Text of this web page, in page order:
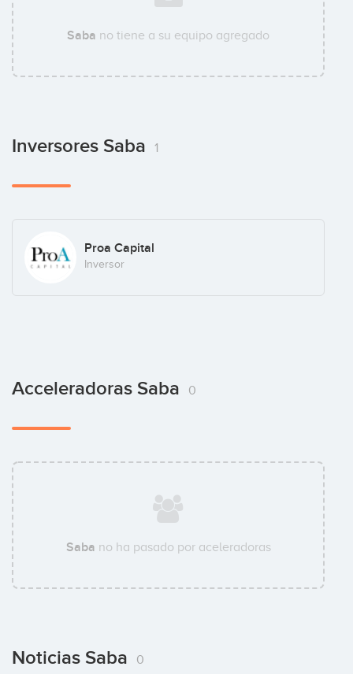
Saba no tiene a su equipo agregado
Inversores Saba 1
Proa Capital
Inversor
Acceleradoras Saba 0
Saba no ha pasado por aceleradoras
Noticias Saba 0